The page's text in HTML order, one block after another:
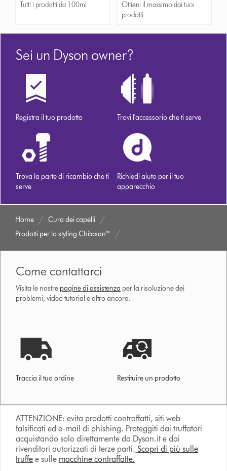
Tutti i prodotti da 100ml
Ottieni il massimo dai tuoi
prodotti
Sei un Dyson owner?
Registra il tuo prodotto Trovi l'accessorio che ti serve
Trova la parte di ricambio che ti
serve
Richiedi aiuto per il tuo
apparecchio
Home
Cura dei capelli
Prodotti per lo styling Chitosan™
Come contattarci
Visita le nostre pagine di assistenza per la risoluzione dei
problemi, video tutorial e altro ancora.
Traccia il tuo ordine Restituire un prodotto
ATTENZIONE: evita prodotti contraffatti, siti web
falsificati ed e-mail di phishing. Proteggiti dai truffatori
acquistando solo direttamente da Dyson.it e dai
rivenditori autorizzati di terze parti. Scopri di più sulle
truffe e sulle macchine contraffatte.